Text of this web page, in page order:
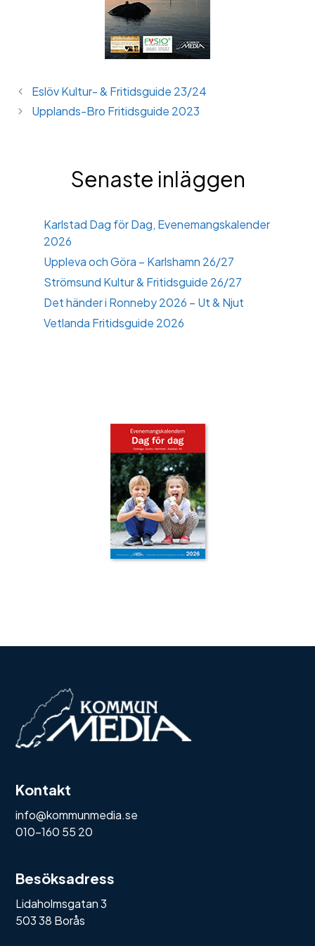
Eslöv Kultur- & Fritidsguide 23/24
Upplands-Bro Fritidsguide 2023
Senaste inläggen
Karlstad Dag för Dag, Evenemangskalender
2026
Uppleva och Göra – Karlshamn 26/27
Strömsund Kultur & Fritidsguide 26/27
Det händer i Ronneby 2026 – Ut & Njut
Vetlanda Fritidsguide 2026
Kontakt
info@kommunmedia.se
010-160 55 20
Besöksadress
Lidaholmsgatan 3
503 38 Borås